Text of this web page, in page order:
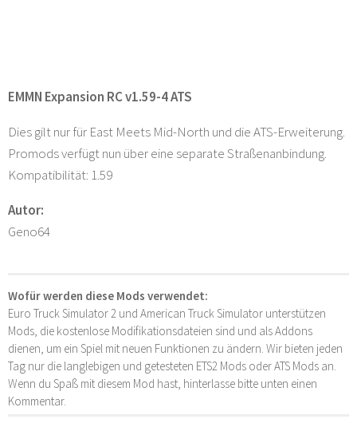
EMMN Expansion RC v1.59-4 ATS
Dies gilt nur für East Meets Mid-North und die ATS-Erweiterung.
Promods verfügt nun über eine separate Straßenanbindung.
Kompatibilität: 1.59
Autor:
Geno64
Wofür werden diese Mods verwendet:
Euro Truck Simulator 2 und American Truck Simulator unterstützen
Mods, die kostenlose Modifikationsdateien sind und als Addons
dienen, um ein Spiel mit neuen Funktionen zu ändern. Wir bieten jeden
Tag nur die langlebigen und getesteten ETS2 Mods oder ATS Mods an.
Wenn du Spaß mit diesem Mod hast, hinterlasse bitte unten einen
Kommentar.